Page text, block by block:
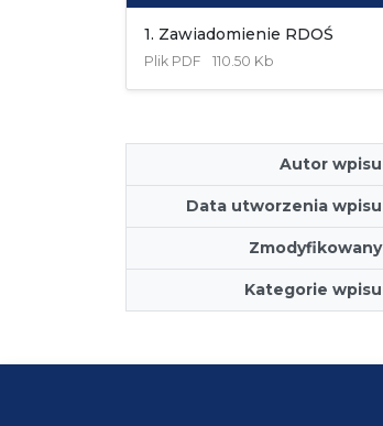
1. Zawiadomienie RDOŚ
Plik PDF 110.50 Kb
Autor wpisu
Data utworzenia wpisu
Zmodyfikowany
Kategorie wpisu